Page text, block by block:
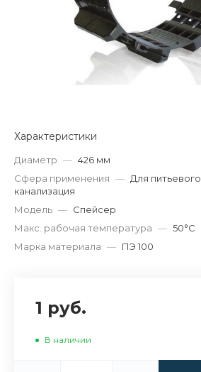
Характеристики
Диаметр — 426 мм
Сфера применения — Для
канализация
Модель — Спейсер
Макс. рабочая температура — 50°С
Марка материала — ПЭ 100
1 руб.
В наличии